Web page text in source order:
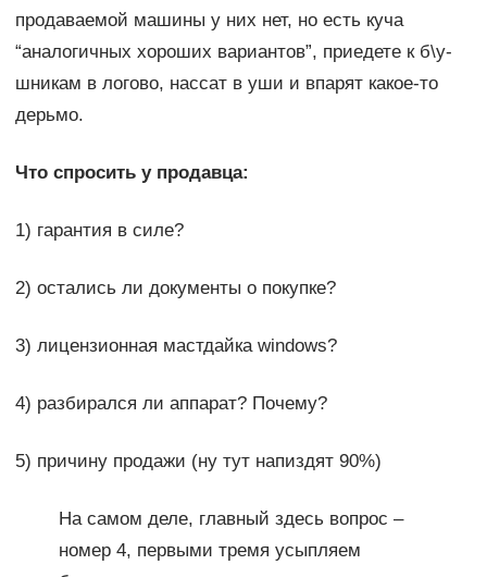
продаваемой машины у них нет, но есть куча
“аналогичных хороших вариантов”, приедете к б\у-
шникам в логово, нассат в уши и впарят какое-то
дерьмо.
Что спросить у продавца:
1) гарантия в силе?
2) остались ли документы о покупке?
3) лицензионная мастдайка windows?
4) разбирался ли аппарат? Почему?
5) причину продажи (ну тут напиздят 90%)
На самом деле, главный здесь вопрос –
номер 4, первыми тремя усыпляем